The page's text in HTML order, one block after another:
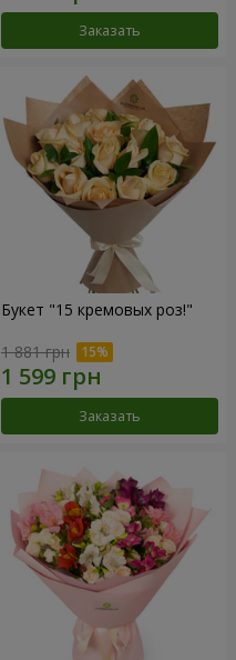
Заказать
Букет "15 кремовых роз!"
1 881 грн
Заказать